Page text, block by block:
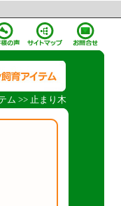
ム >> 止まり木